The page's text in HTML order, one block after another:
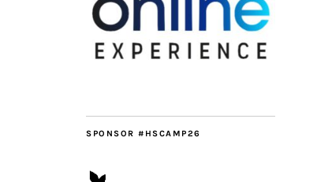
SPONSOR #HSCAMP26